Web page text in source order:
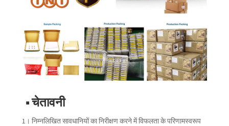
■ चेतावनी
1। निम्नलिखित सावधानियों का निरीक्षण करने में विफलता के परिणामस्वरूप